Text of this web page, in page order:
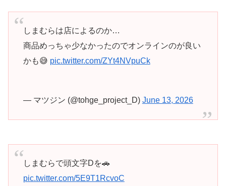
しまむらは店によるのか…
商品めっちゃ少なかったのでオンラインのが良い
かも😅 pic.twitter.com/ZYt4NVpuCk
— マツジン (@tohge_project_D) June 13, 2026
しまむらで頭文字Dを🚗
pic.twitter.com/5E9T1RcvoC